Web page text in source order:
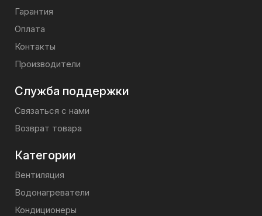
Гарантия
Оплата
Контакты
Производители
Служба поддержки
Связаться с нами
Возврат товара
Категории
Вентиляция
Водонагреватели
Кондиционеры